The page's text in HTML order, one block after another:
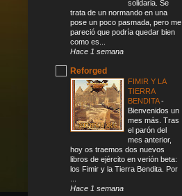
solidaria. Se
trata de un normando en una
pose un poco pasmada, pero me
pareció que podría quedar bien
como es...
Hace 1 semana
Reforged
FIMIR Y LA
TIERRA
BENDITA-
Bienvenidos un
mes más. Tras
el parón del
mes anterior,
hoy os traemos dos nuevos
libros de ejército en verión beta:
los Fimir y la Tierra Bendita. Por
Hace 1 semana